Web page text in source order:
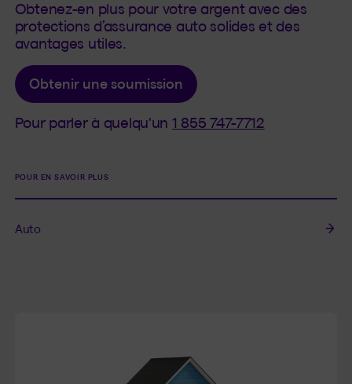
Obtenez-en plus pour votre argent avec des
protections d’assurance auto solides et des
avantages utiles.
Obtenir une soumission
Pour parler à quelqu'un 1 855 747-7712
POUR EN SAVOIR PLUS
Auto